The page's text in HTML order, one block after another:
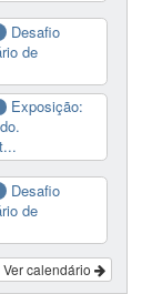
Desafio
de
Exposição:
Desafio
de
Ver calendário